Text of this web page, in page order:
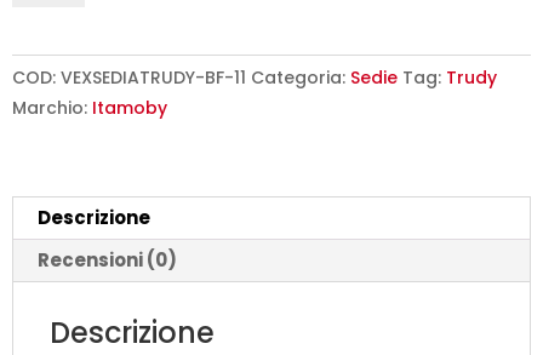
cuscino
grigio
P.52
H.87
quantità
COD: VEXSEDIATRUDY-BF-11 Categoria: Sedie Tag: Trudy
Marchio: Itamoby
Descrizione
Recensioni (0)
Descrizione